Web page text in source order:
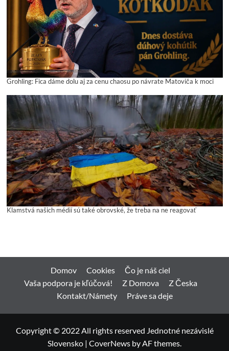
Grohling: Fica dáme dolu aj za cenu chaosu po návrate Matoviča k moci
Klamstvá našich médií sú také obrovské, že treba na ne reagovať
Domov Cookies
Čo je náš ciel
Vaša podpora je kľúčová!
Z Domova
Z Česka
Kontakt/Námety
Práve sa deje
Copyright © 2022 All rights reserved Jednotné nezávislé
Slovensko | CoverNews by AF themes.